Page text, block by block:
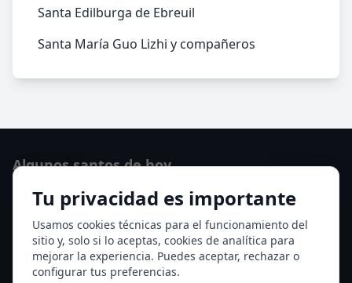
Santa Edilburga de Ebreuil
Santa María Guo Lizhi y compañeros
Tu privacidad es importante
Usamos cookies técnicas para el funcionamiento del
sitio y, solo si lo aceptas, cookies de analítica para
mejorar la experiencia. Puedes aceptar, rechazar o
configurar tus preferencias.
Algunos santos de hoy
San Osvaldo de Maserfield
Santa Edith Stein (Sor Teresa Benedicta de la Cruz)
Ver todos los santos de hoy